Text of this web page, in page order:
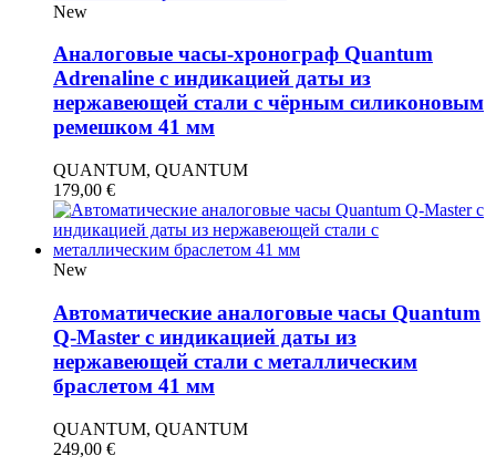
New
Аналоговые часы-хронограф Quantum
Adrenaline с индикацией даты из
нержавеющей стали с чёрным силиконовым
ремешком 41 мм
QUANTUM, QUANTUM
179,00 €
New
Автоматические аналоговые часы Quantum
Q-Master с индикацией даты из
нержавеющей стали с металлическим
браслетом 41 мм
QUANTUM, QUANTUM
249,00 €